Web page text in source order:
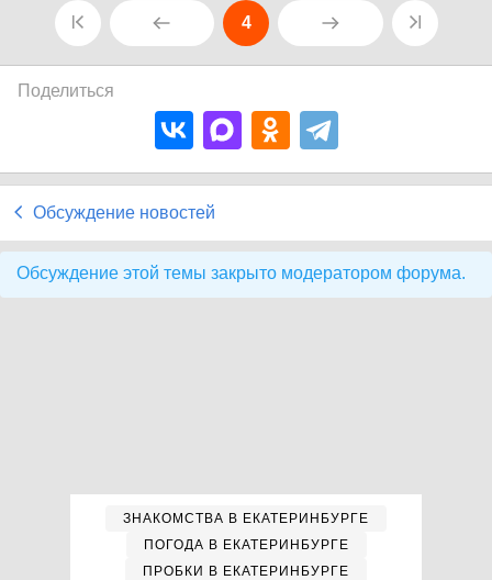
4
Поделиться
Обсуждение новостей
Обсуждение этой темы закрыто модератором форума.
ЗНАКОМСТВА В ЕКАТЕРИНБУРГЕ
ПОГОДА В ЕКАТЕРИНБУРГЕ
ПРОБКИ В ЕКАТЕРИНБУРГЕ